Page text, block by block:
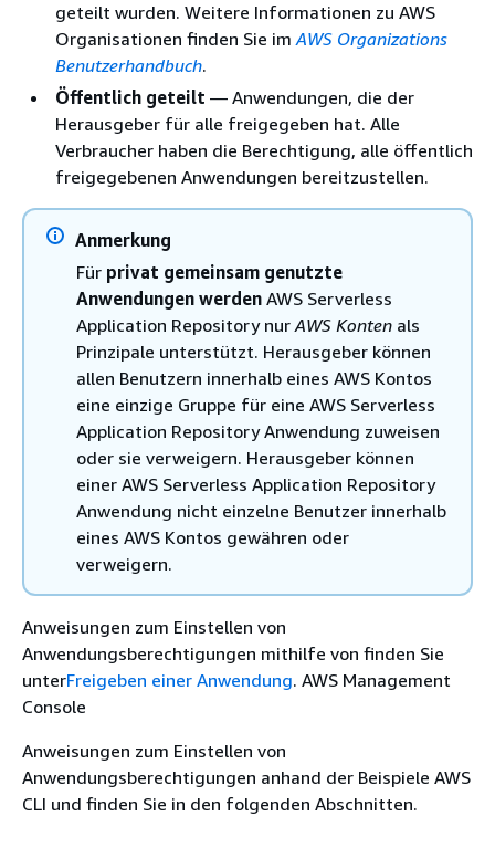
geteilt wurden. Weitere Informationen zu AWS
Organisationen finden Sie imAWS Organizations
Benutzerhandbuch.
Öffentlich geteilt — Anwendungen, die der
Herausgeber für alle freigegeben hat. Alle
Verbraucher haben die Berechtigung, alle öffentlich
freigegebenen Anwendungen bereitzustellen.
Anmerkung
Für privat gemeinsam genutzte
Anwendungen werden AWS Serverless
Application Repository nurAWS Konten als
Prinzipale unterstützt. Herausgeber können
allen Benutzern innerhalb eines AWS Kontos
eine einzige Gruppe für eine AWS Serverless
Application Repository Anwendung zuweisen
oder sie verweigern. Herausgeber können
einer AWS Serverless Application Repository
Anwendung nicht einzelne Benutzer innerhalb
eines AWS Kontos gewähren oder
verweigern.
Anweisungen zum Einstellen von
Anwendungsberechtigungen mithilfe von finden Sie
unterFreigeben einer Anwendung. AWS Management
Console
Anweisungen zum Einstellen von
Anwendungsberechtigungen anhand der Beispiele AWS
CLI und finden Sie in den folgenden Abschnitten.